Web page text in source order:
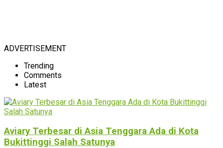
ADVERTISEMENT
Trending
Comments
Latest
Aviary Terbesar di Asia Tenggara Ada di Kota
Bukittinggi Salah Satunya